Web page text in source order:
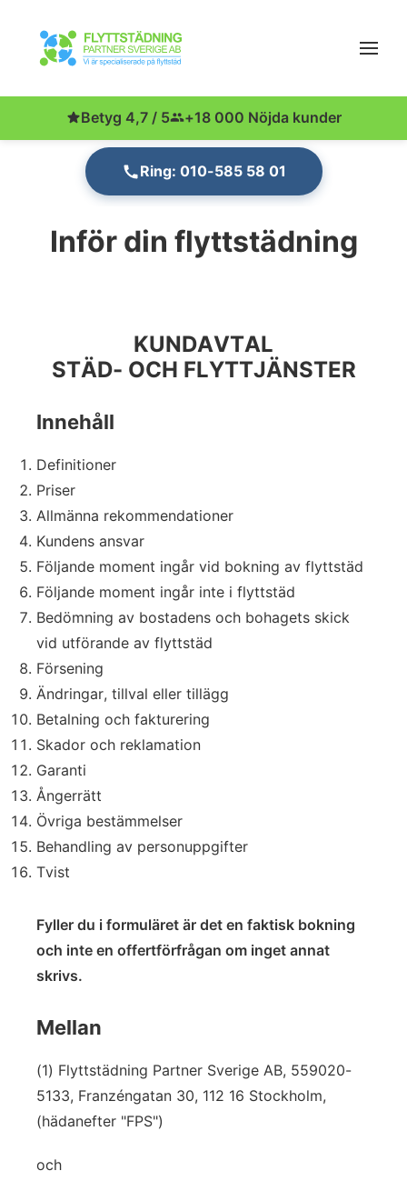
Betyg 4,7 / 5 +18 000 Nöjda kunder
Ring: 010-585 58 01
Inför din flyttstädning
KUNDAVTAL
STÄD- OCH FLYTTJÄNSTER
Innehåll
Definitioner
Priser
Allmänna rekommendationer
Kundens ansvar
Följande moment ingår vid bokning av flyttstäd
Följande moment ingår inte i flyttstäd
Bedömning av bostadens och bohagets skick
vid utförande av flyttstäd
Försening
Ändringar, tillval eller tillägg
Betalning och fakturering
Skador och reklamation
Garanti
Ångerrätt
Övriga bestämmelser
Behandling av personuppgifter
Tvist
Fyller du i formuläret är det en faktisk bokning
och inte en offertförfrågan om inget annat
skrivs.
Mellan
(1) Flyttstädning Partner Sverige AB, 559020-
5133, Franzéngatan 30, 112 16 Stockholm,
(hädanefter "FPS")
och